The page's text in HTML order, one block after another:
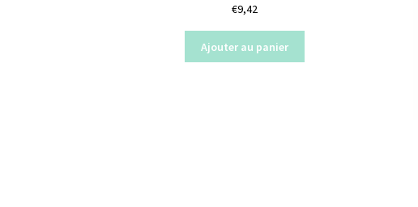
€9,42
Ajouter au panier